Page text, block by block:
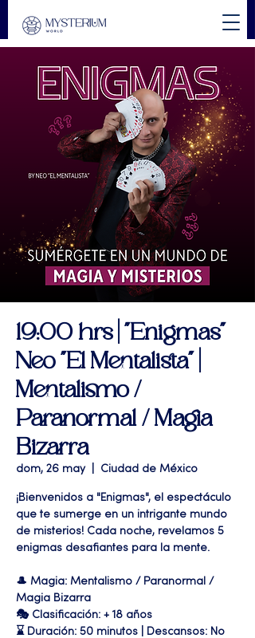
19:00 hrs | "Enigmas"
Neo "El Mentalista" |
Mentalismo /
Paranormal / Magia
Bizarra
dom, 26 may
  |
Ciudad de México
¡Bienvenidos a "Enigmas", el espectáculo
que te sumerge en un intrigante mundo
de misterios! Cada noche, revelamos 5
enigmas desafiantes para la mente.
🎩 Magia: Mentalismo / Paranormal /
Magia Bizarra
🎭 Clasificación: + 18 años
⌛ Duración: 50 minutos | Descansos: No